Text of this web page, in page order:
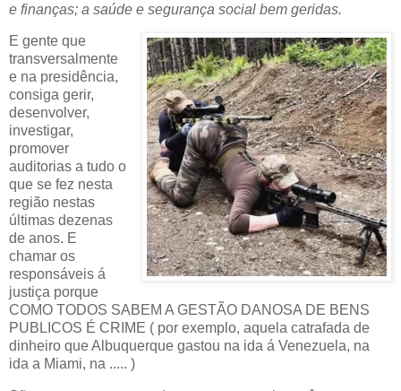
e finanças; a saúde e segurança social bem geridas.
E gente que
transversalmente
e na presidência,
consiga gerir,
desenvolver,
investigar,
promover
auditorias a tudo o
que se fez nesta
região nestas
últimas dezenas
de anos. E
chamar os
responsáveis á
justiça porque
COMO TODOS SABEM A GESTÃO DANOSA DE BENS
PUBLICOS É CRIME ( por exemplo, aquela catrafada de
dinheiro que Albuquerque gastou na ida á Venezuela, na
ida a Miami, na ..... )